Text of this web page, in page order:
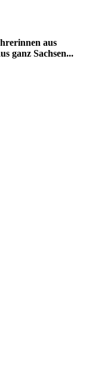
aus
ganz Sachsen...